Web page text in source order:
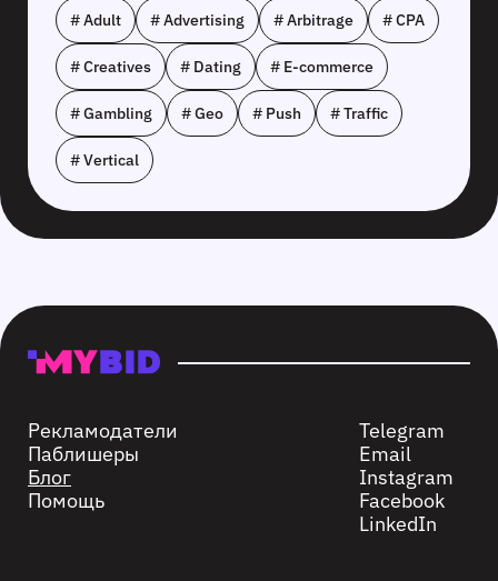
# Adult # Advertising # Arbitrage # CPA
# Creatives # Dating # E-commerce
# Gambling # Geo # Push # Traffic
# Vertical
Рекламодатели
Паблишеры
Блог
Помощь
Telegram
Email
Instagram
Facebook
LinkedIn